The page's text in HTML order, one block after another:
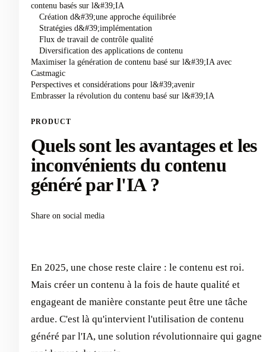
contenu basés sur l&#39;IA
Création d&#39;une approche équilibrée
Stratégies d&#39;implémentation
Flux de travail de contrôle qualité
Diversification des applications de contenu
Maximiser la génération de contenu basé sur l&#39;IA avec
Castmagic
Perspectives et considérations pour l&#39;avenir
Embrasser la révolution du contenu basé sur l&#39;IA
PRODUCT
Quels sont les avantages et les
inconvénients du contenu
généré par l'IA ?
Share on social media
En 2025, une chose reste claire : le contenu est roi.
Mais créer un contenu à la fois de haute qualité et
engageant de manière constante peut être une tâche
ardue. C'est là qu'intervient l'utilisation de contenu
généré par l'IA, une solution révolutionnaire qui gagne